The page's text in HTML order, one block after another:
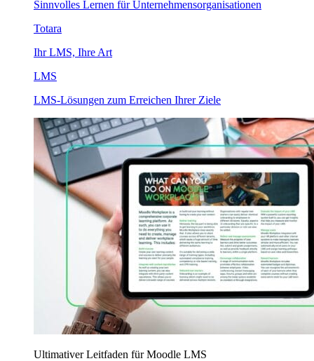
Sinnvolles Lernen für Unternehmensorganisationen
Totara
Ihr LMS, Ihre Art
LMS
LMS-Lösungen zum Erreichen Ihrer Ziele
Ultimativer Leitfaden für Moodle LMS